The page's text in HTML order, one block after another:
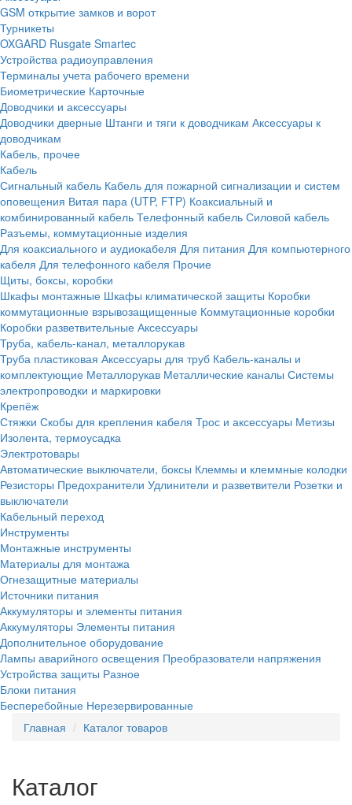
GSM открытие замков и ворот
Турникеты
OXGARD Rusgate Smartec
Устройства радиоуправления
Терминалы учета рабочего времени
Биометрические Карточные
Доводчики и аксессуары
Доводчики дверные Штанги и тяги к доводчикам Аксессуары к
доводчикам
Кабель, прочее
Кабель
Сигнальный кабель Кабель для пожарной сигнализации и систем
оповещения Витая пара (UTP, FTP) Коаксиальный и
комбинированный кабель Телефонный кабель Силовой кабель
Разъемы, коммутационные изделия
Для коаксиального и аудиокабеля Для питания Для компьютерного
кабеля Для телефонного кабеля Прочие
Щиты, боксы, коробки
Шкафы монтажные Шкафы климатической защиты Коробки
коммутационные взрывозащищенные Коммутационные коробки
Коробки разветвительные Аксессуары
Труба, кабель-канал, металлорукав
Труба пластиковая Аксессуары для труб Кабель-каналы и
комплектующие Металлорукав Металлические каналы Системы
электропроводки и маркировки
Крепёж
Стяжки Скобы для крепления кабеля Трос и аксессуары Метизы
Изолента, термоусадка
Электротовары
Автоматические выключатели, боксы Клеммы и клеммные колодки
Резисторы Предохранители Удлинители и разветвители Розетки и
выключатели
Кабельный переход
Инструменты
Монтажные инструменты
Материалы для монтажа
Огнезащитные материалы
Источники питания
Аккумуляторы и элементы питания
Аккумуляторы Элементы питания
Дополнительное оборудование
Лампы аварийного освещения Преобразователи напряжения
Устройства защиты Разное
Блоки питания
Бесперебойные Нерезервированные
Главная
Каталог товаров
Каталог